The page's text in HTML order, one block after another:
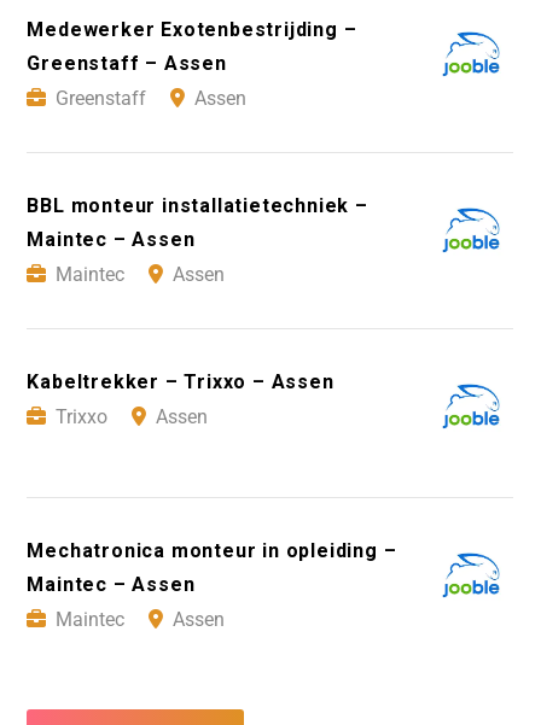
Medewerker Exotenbestrijding –
Greenstaff – Assen
Greenstaff
Assen
BBL monteur installatietechniek –
Maintec – Assen
Maintec
Assen
Kabeltrekker – Trixxo – Assen
Trixxo
Assen
Mechatronica monteur in opleiding –
Maintec – Assen
Maintec
Assen